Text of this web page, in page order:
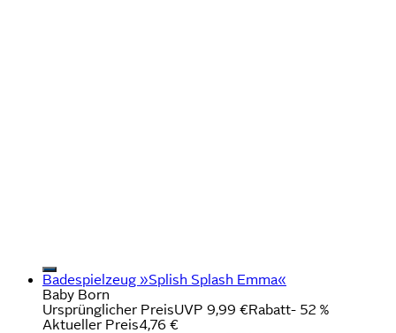
Badespielzeug »Splish Splash Emma«
Baby Born
Ursprünglicher PreisUVP 9,99 €Rabatt- 52 %
Aktueller Preis4,76 €